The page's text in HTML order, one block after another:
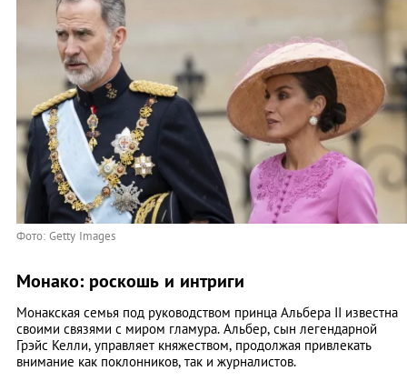
Фото: Getty Images
Монако: роскошь и интриги
Монакская семья под руководством принца Альбера II известна
своими связями с миром гламура. Альбер, сын легендарной
Грэйс Келли, управляет княжеством, продолжая привлекать
внимание как поклонников, так и журналистов.